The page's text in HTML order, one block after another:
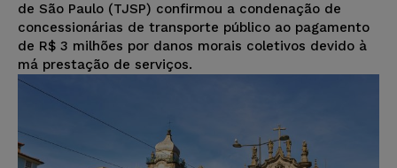
de São Paulo (TJSP) confirmou a condenação de
concessionárias de transporte público ao pagamento
de R$ 3 milhões por danos morais coletivos devido à
má prestação de serviços.